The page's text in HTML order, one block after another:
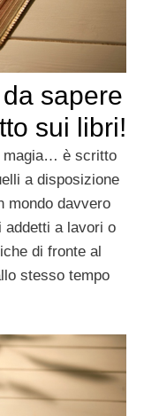
sapere
sui libri!
magia… è scritto
a disposizione
mondo davvero
addetti a lavori o
di fronte al
stesso tempo